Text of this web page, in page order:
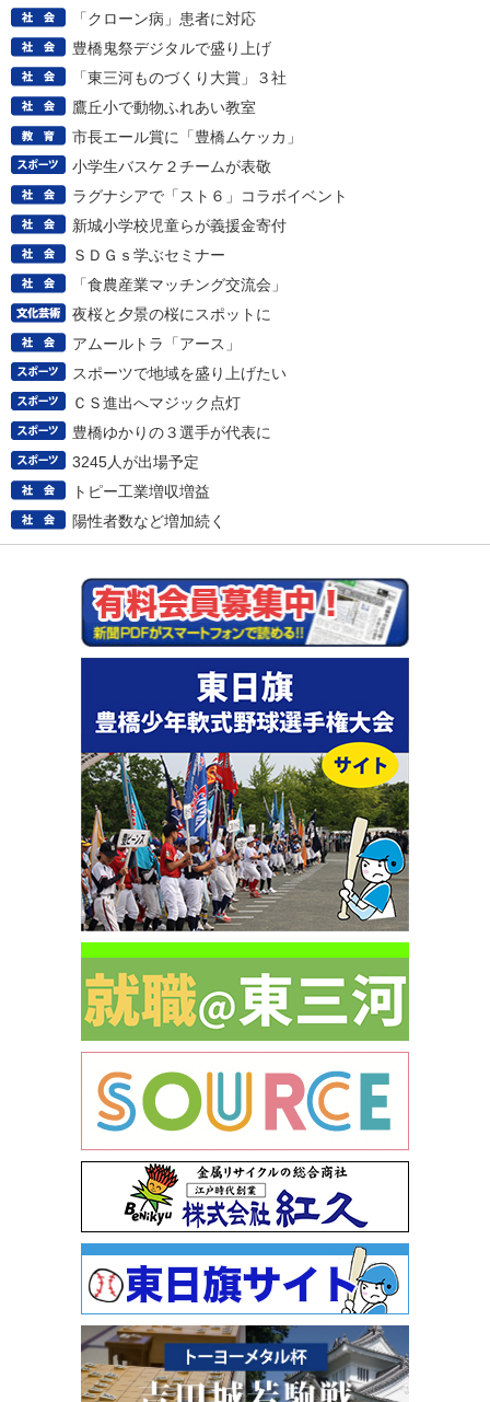
「クローン病」患者に対応
豊橋鬼祭デジタルで盛り上げ
「東三河ものづくり大賞」３社
鷹丘小で動物ふれあい教室
市長エール賞に「豊橋ムケッカ」
小学生バスケ２チームが表敬
ラグナシアで「スト６」コラボイベント
新城小学校児童らが義援金寄付
ＳＤＧｓ学ぶセミナー
「食農産業マッチング交流会」
夜桜と夕景の桜にスポットに
アムールトラ「アース」
スポーツで地域を盛り上げたい
ＣＳ進出へマジック点灯
豊橋ゆかりの３選手が代表に
3245人が出場予定
トピー工業増収増益
陽性者数など増加続く